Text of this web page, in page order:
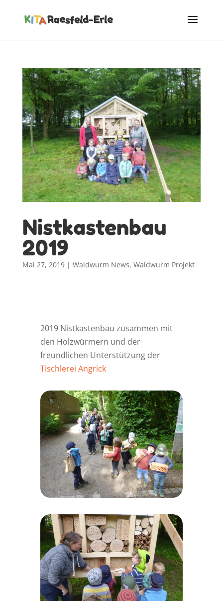
Nistkastenbau
2019
Mai 27, 2019| Waldwurm News, Waldwurm Projekt
2019 Nistkastenbau zusammen mit
den Holzwürmern und der
freundlichen Unterstützung der
Tischlerei Angrick